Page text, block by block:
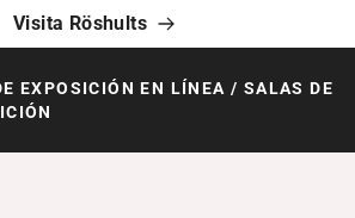
Visita Röshults
EXPOSICIÓN EN LÍNEA / SALAS DE